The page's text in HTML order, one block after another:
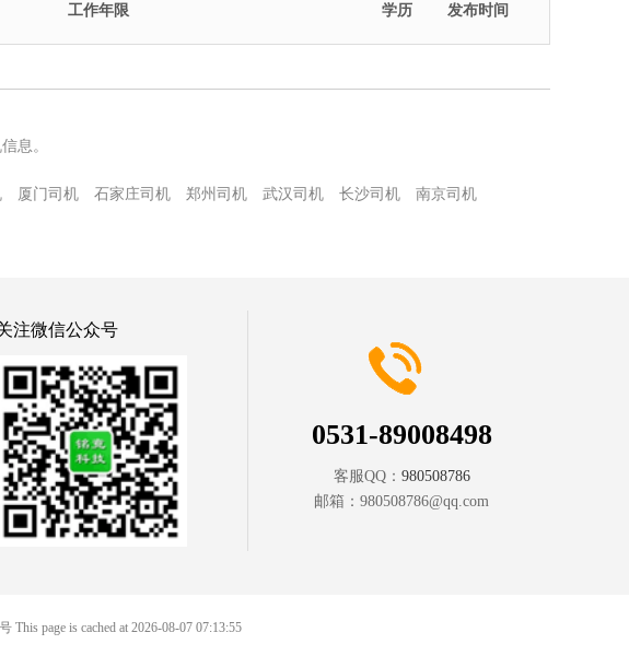
发布时间
学历
工作年限
息。
厦门司机 石家庄司机 郑州司机 武汉司机 长沙司机
南京司机
注微信公众号
0531-89008498
客服QQ： 980508786
邮箱： 980508786@qq.com
This page is cached at 2026-08-07 07:13:55